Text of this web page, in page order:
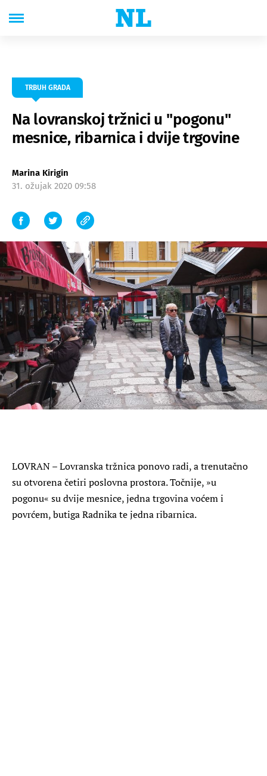
TRBUH GRADA
Na lovranskoj tržnici u "pogonu"
mesnice, ribarnica i dvije trgovine
Marina Kirigin
31. ožujak 2020 09:58
LOVRAN– Lovranska tržnica ponovo radi, a trenutačno
su otvorena četiri poslovna prostora. Točnije, »u
pogonu« su dvije mesnice, jedna trgovina voćem i
povrćem, butiga Radnika te jedna ribarnica.